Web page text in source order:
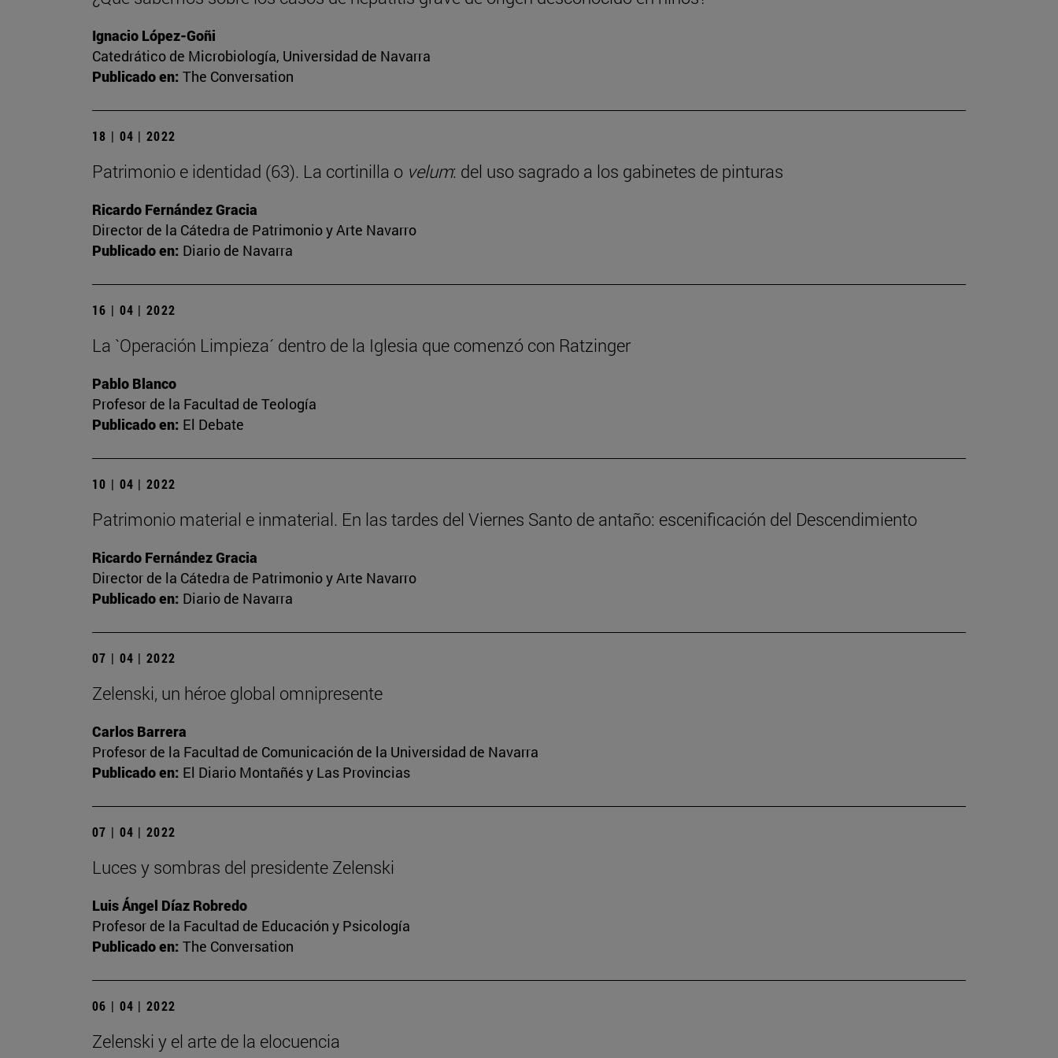
Ignacio López-Goñi
Catedrático de Microbiología, Universidad de Navarra
Publicado en: The Conversation
18 | 04 | 2022
Patrimonio e identidad (63). La cortinilla o velum: del uso sagrado a los gabinetes de pinturas
Ricardo Fernández Gracia
Director de la Cátedra de Patrimonio y Arte Navarro
Publicado en: Diario de Navarra
16 | 04 | 2022
La `Operación Limpieza´ dentro de la Iglesia que comenzó con Ratzinger
Pablo Blanco
Profesor de la Facultad de Teología
Publicado en: El Debate
10 | 04 | 2022
Patrimonio material e inmaterial. En las tardes del Viernes Santo de antaño: escenificación del Descendimiento
Ricardo Fernández Gracia
Director de la Cátedra de Patrimonio y Arte Navarro
Publicado en: Diario de Navarra
07 | 04 | 2022
Zelenski, un héroe global omnipresente
Carlos Barrera
Profesor de la Facultad de Comunicación de la Universidad de Navarra
Publicado en: El Diario Montañés y Las Provincias
07 | 04 | 2022
Luces y sombras del presidente Zelenski
Luis Ángel Díaz Robredo
Profesor de la Facultad de Educación y Psicología
Publicado en: The Conversation
06 | 04 | 2022
Zelenski y el arte de la elocuencia